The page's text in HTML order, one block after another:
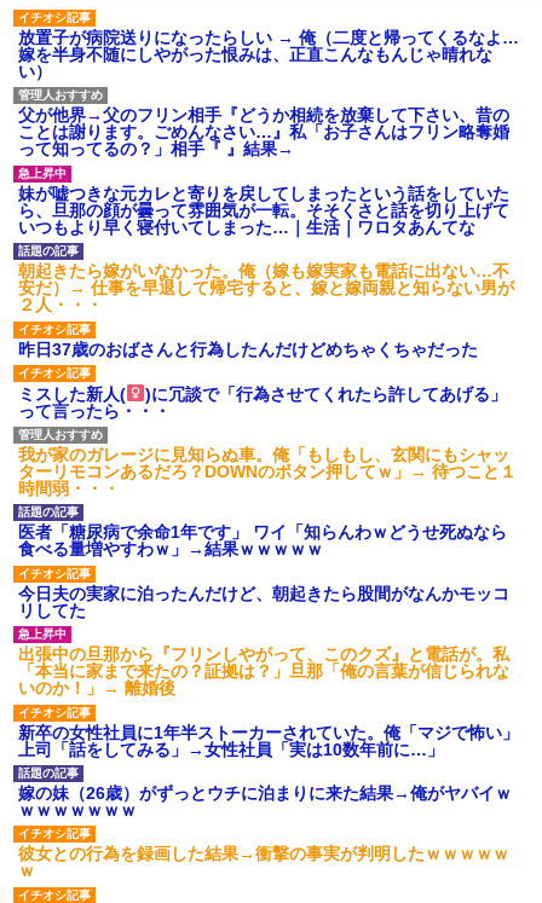
放置子が病院送りになったらしい → 俺（二度と帰ってくるなよ…
嫁を半身不随にしやがった恨みは、正直こんなもんじゃ晴れな
い）
父が他界→父のフリン相手『どうか相続を放棄して下さい、昔の
ことは謝ります。ごめんなさい…』私「お子さんはフリン略奪婚
って知ってるの？」相手『 』結果→
妹が嘘つきな元カレと寄りを戻してしまったという話をしていた
ら、旦那の顔が曇って雰囲気が一転。そそくさと話を切り上げて
いつもより早く寝付いてしまった…｜生活｜ワロタあんてな
朝起きたら嫁がいなかった。俺（嫁も嫁実家も電話に出ない…不
安だ）→ 仕事を早退して帰宅すると、嫁と嫁両親と知らない男が
２人・・・
昨日37歳のおばさんと行為したんだけどめちゃくちゃだった
ミスした新人(
)に冗談で「行為させてくれたら許してあげる」
って言ったら・・・
我が家のガレージに見知らぬ車。俺「もしもし、玄関にもシャッ
ターリモコンあるだろ？DOWNのボタン押してｗ」→ 待つこと１
時間弱・・・
医者「糖尿病で余命1年です」 ワイ「知らんわｗどうせ死ぬなら
食べる量増やすわｗ」→結果ｗｗｗｗｗ
今日夫の実家に泊ったんだけど、朝起きたら股間がなんかモッコ
リしてた
出張中の旦那から『フリンしやがって、このクズ』と電話が。私
「本当に家まで来たの？証拠は？」旦那「俺の言葉が信じられな
いのか！」→ 離婚後
新卒の女性社員に1年半ストーカーされていた。俺「マジで怖い」
上司「話をしてみる」→女性社員「実は10数年前に…」
嫁の妹（26歳）がずっとウチに泊まりに来た結果→俺がヤバイｗ
ｗｗｗｗｗｗｗ
彼女との行為を録画した結果→衝撃の事実が判明したｗｗｗｗｗ
ｗ